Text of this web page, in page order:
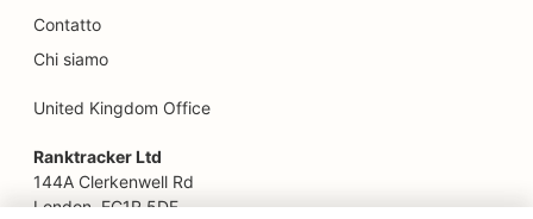
SEO per fioristi
SEO per i punti di ristoro
Contatto
Chi siamo
United Kingdom Office
Ranktracker Ltd
144A Clerkenwell Rd
London, EC1R 5DF